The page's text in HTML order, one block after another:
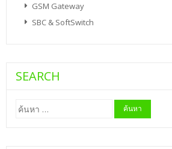
GSM Gateway
SBC & SoftSwitch
SEARCH
ค้นหา
สำหรับ: